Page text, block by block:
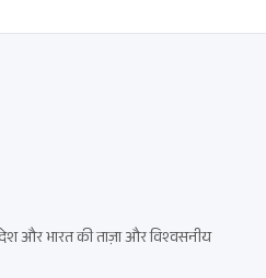
और भारत की ताज़ा और विश्वसनीय